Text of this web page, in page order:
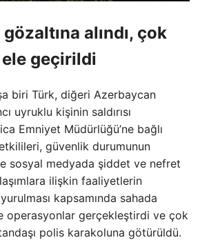
alındı, çok
ele geçirildi
biri Türk, diğeri Azerbaycan
uyruklu kişinin saldırısı
Emniyet Müdürlüğü’ne bağlı
güvenlik durumunun
sosyal medyada şiddet ve nefret
ilişkin faaliyetlerin
kapsamında sahada
operasyonlar gerçekleştirdi ve çok
polis karakoluna götürüldü.